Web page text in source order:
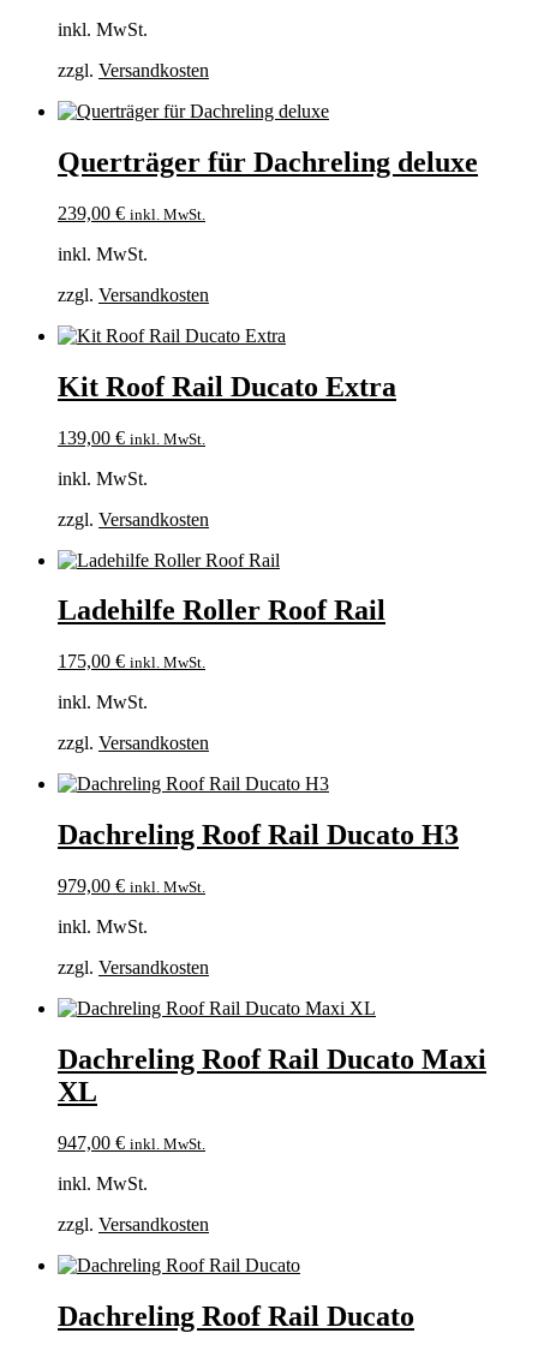
inkl. MwSt.
zzgl. Versandkosten
Querträger für Dachreling deluxe
239,00 € inkl. MwSt.
inkl. MwSt.
zzgl. Versandkosten
Kit Roof Rail Ducato Extra
139,00 € inkl. MwSt.
inkl. MwSt.
zzgl. Versandkosten
Ladehilfe Roller Roof Rail
175,00 € inkl. MwSt.
inkl. MwSt.
zzgl. Versandkosten
Dachreling Roof Rail Ducato H3
979,00 € inkl. MwSt.
inkl. MwSt.
zzgl. Versandkosten
Dachreling Roof Rail Ducato Maxi
XL
947,00 € inkl. MwSt.
inkl. MwSt.
zzgl. Versandkosten
Dachreling Roof Rail Ducato